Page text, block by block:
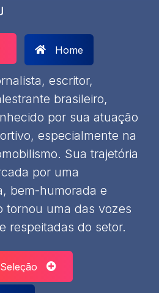
Home
escritor,
brasileiro,
por sua atuação
especialmente na
Sua trajetória
por uma
bem-humorada e
tornou uma das vozes
respeitadas do setor.